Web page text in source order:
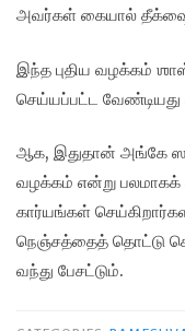
அவர்கள் கையால் தீக்ஷை
இந்த புதிய வழக்கம்
செய்யப்பட்ட
ஆக, இதுதான் அங்கே
வழக்கம் என்று பலமாகக்
கார்யங்கள்
நெஞ்சத்தைத் தொட்டு
வந்து பேசட்டும்.